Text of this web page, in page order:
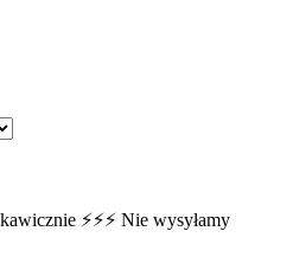
⚡⚡⚡ Nie wysyłamy